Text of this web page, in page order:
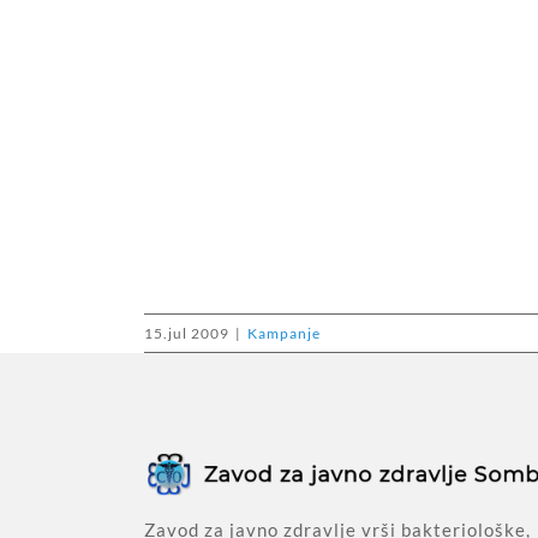
15.jul 2009 | Kampanje
Zavod za javno zdravlje vrši bakteriološke,